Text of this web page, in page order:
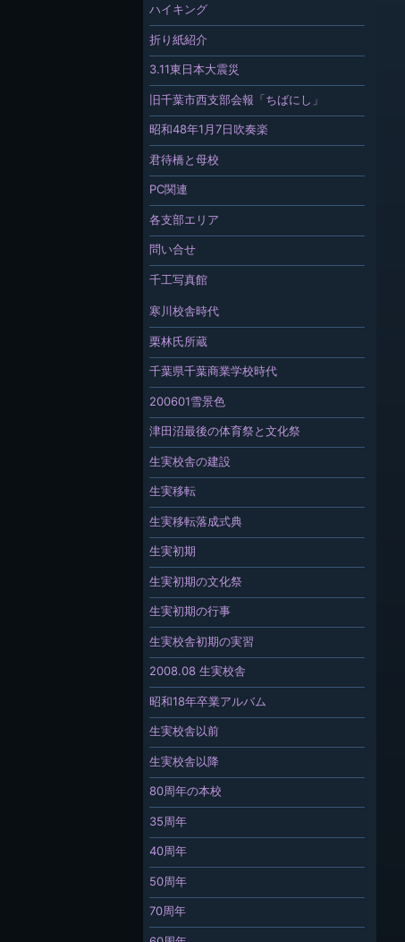
ハイキング
折り紙紹介
3.11東日本大震災
旧千葉市西支部会報「ちばにし」
昭和48年1月7日吹奏楽
君待橋と母校
PC関連
各支部エリア
問い合せ
千工写真館
寒川校舎時代
栗林氏所蔵
千葉県千葉商業学校時代
200601雪景色
津田沼最後の体育祭と文化祭
生実校舎の建設
生実移転
生実移転落成式典
生実初期
生実初期の文化祭
生実初期の行事
生実校舎初期の実習
2008.08 生実校舎
昭和18年卒業アルバム
生実校舎以前
生実校舎以降
80周年の本校
35周年
40周年
50周年
70周年